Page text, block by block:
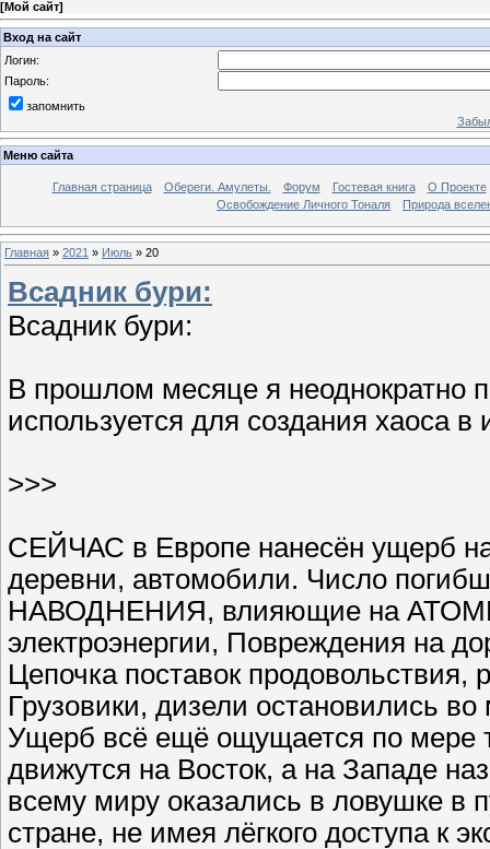
[Мой сайт]
Вход на сайт
Логин:
Пароль:
запомнить
Меню сайта
Главная страница Обереги. Амулеты. Форум Гостевая книга
О Проекте
Освобождение Личного Тоналя
Природа
Главная » 2021 » Июль » 20
Всадник бури:
Всадник бури:
В прошлом месяце я неоднократно
используется для создания хаоса в
>>>
СЕЙЧАС в Европе нанесён ущерб
деревни, автомобили. Число
НАВОДНЕНИЯ, влияющие на
электроэнергии, Повреждения на
Цепочка поставок продовольствия,
Грузовики, дизели остановились
Ущерб всё ещё ощущается по мере
движутся на Восток, а на Западе
всему миру оказались в ловушке в
стране, не имея лёгкого доступа к